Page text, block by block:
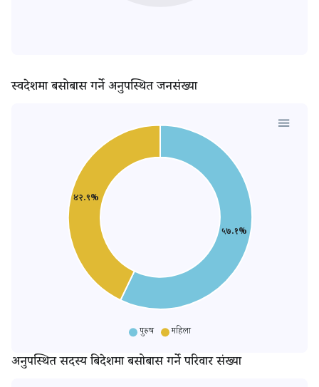
स्वदेशमा बसोबास गर्ने अनुपस्थित जनसंख्या
पुरुष महिला
५७.१%
४२.९%
अनुपस्थित सदस्य बिदेशमा बसोबास गर्ने परिवार संख्या